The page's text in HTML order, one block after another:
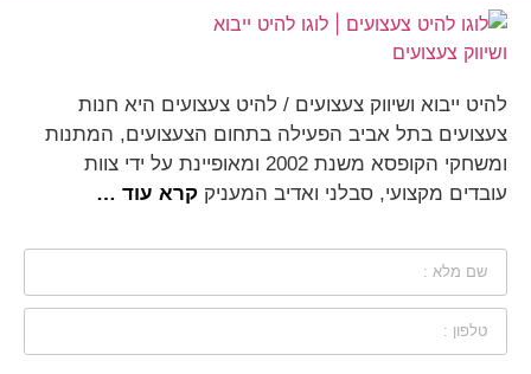
להיט ייבוא ושיווק צעצועים / להיט צעצועים היא חנות
צעצועים בתל אביב הפעילה בתחום הצעצועים, המתנות
ומשחקי הקופסא משנת 2002 ומאופיינת על ידי צוות
עובדים מקצועי, סבלני ואדיב המעניק קרא עוד …